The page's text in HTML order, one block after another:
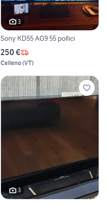
3
Sony KD55 AG9 55 pollici
250 €
Celleno(VT)
3